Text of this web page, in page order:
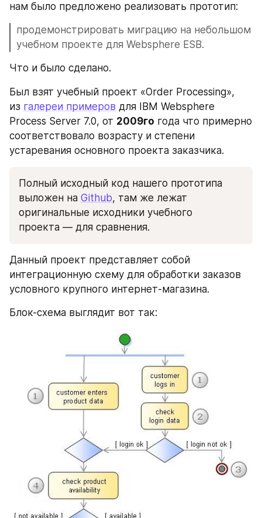
нам было предложено реализовать прототип:
продемонстрировать миграцию на небольшом
учебном проекте для Websphere ESB.
Что и было сделано.
Был взят учебный проект «Order Processing»,
из галереи примеров для IBM Websphere
Process Server 7.0, от 2009го года что примерно
соответствовало возрасту и степени
устаревания основного проекта заказчика.
Полный исходный код нашего прототипа
выложен на Github, там же лежат
оригинальные исходники учебного
проекта — для сравнения.
Данный проект представляет собой
интеграционную схему для обработки заказов
условного крупного интернет-магазина.
Блок-схема выглядит вот так: